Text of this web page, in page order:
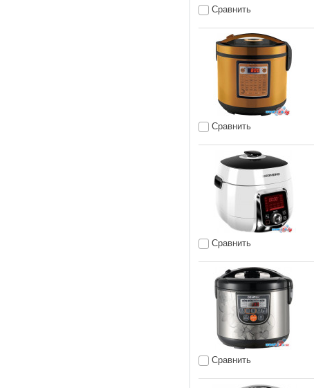
Сравнить
Сравнить
Сравнить
Сравнить